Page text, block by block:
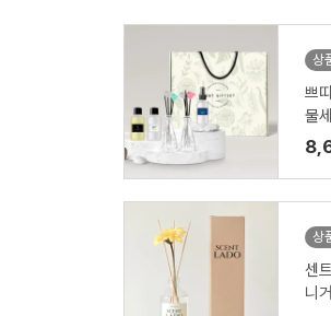
상
쁘
물
상
센
니